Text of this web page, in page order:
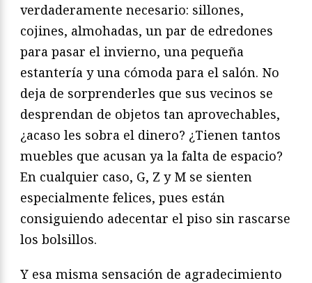
verdaderamente necesario: sillones,
cojines, almohadas, un par de edredones
para pasar el invierno, una pequeña
estantería y una cómoda para el salón. No
deja de sorprenderles que sus vecinos se
desprendan de objetos tan aprovechables,
¿acaso les sobra el dinero? ¿Tienen tantos
muebles que acusan ya la falta de espacio?
En cualquier caso, G, Z y M se sienten
especialmente felices, pues están
consiguiendo adecentar el piso sin rascarse
los bolsillos.
Y esa misma sensación de agradecimiento